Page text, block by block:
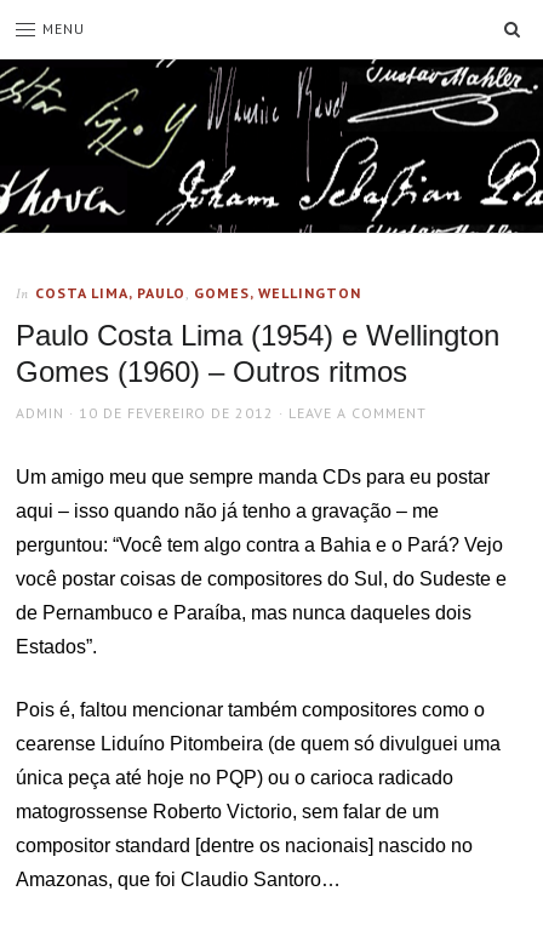
MENU
In COSTA LIMA, PAULO , GOMES, WELLINGTON
Paulo Costa Lima (1954) e Wellington
Gomes (1960) – Outros ritmos
AUTHOR
ADMIN
POSTED
10 DE FEVEREIRO DE 2012 LEAVE A COMMENT
Um amigo meu que sempre manda CDs para eu postar
aqui – isso quando não já tenho a gravação – me
perguntou: “Você tem algo contra a Bahia e o Pará? Vejo
você postar coisas de compositores do Sul, do Sudeste e
de Pernambuco e Paraíba, mas nunca daqueles dois
Estados”.
Pois é, faltou mencionar também compositores como o
cearense Liduíno Pitombeira (de quem só divulguei uma
única peça até hoje no PQP) ou o carioca radicado
matogrossense Roberto Victorio, sem falar de um
compositor standard [dentre os nacionais] nascido no
Amazonas, que foi Claudio Santoro…